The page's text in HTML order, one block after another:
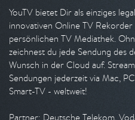
YouTV bietet Dir als einziges
innovativen Online TV
persönlichen TV Mediathek.
zeichnest du jede Sendung des
Wunsch in der Cloud auf.
Sendungen jederzeit via Mac,
Smart-TV - weltweit!
Partner: Deutsche Telekom,